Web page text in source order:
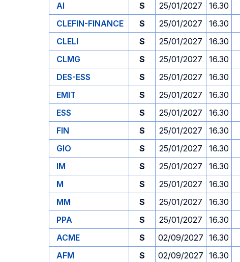
AI
S 25/01/2027 16.30
CLEFIN-FINANCE
S 25/01/2027 16.30
CLELI
S 25/01/2027 16.30
CLMG
S 25/01/2027 16.30
DES-ESS
S 25/01/2027 16.30
EMIT
S 25/01/2027 16.30
ESS
S 25/01/2027 16.30
FIN
S 25/01/2027 16.30
GIO
S 25/01/2027 16.30
IM
S 25/01/2027 16.30
M
S 25/01/2027 16.30
MM
S 25/01/2027 16.30
PPA
S 25/01/2027 16.30
ACME
S 02/09/2027 16.30
AFM
S 02/09/2027 16.30